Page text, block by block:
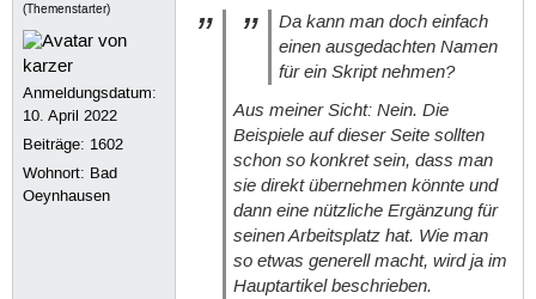
(Themenstarter)
Anmeldungsdatum:
10. April 2022
Beiträge: 1602
Wohnort: Bad
Oeynhausen
Da kann man doch einfach
einen ausgedachten Namen
für ein Skript nehmen?
Aus meiner Sicht: Nein. Die
Beispiele auf dieser Seite sollten
schon so konkret sein, dass man
sie direkt übernehmen könnte und
dann eine nützliche Ergänzung für
seinen Arbeitsplatz hat. Wie man
so etwas generell macht, wird ja im
Hauptartikel beschrieben.